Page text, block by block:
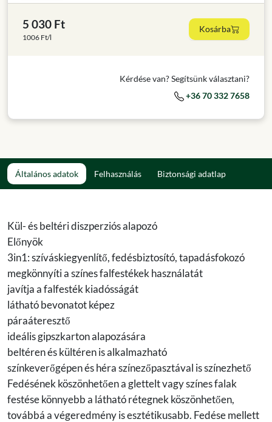
5 030 Ft
1006 Ft/l
Kosárba
Kérdése van? Segítsünk választani?
+36 70 332 7658
Általános adatok Felhasználás Biztonsági adatlap
Kül- és beltéri diszperziós alapozó
Előnyök
3in1: szíváskiegyenlítő, fedésbiztosító, tapadásfokozó
megkönnyíti a színes falfestékek használatát
javítja a falfesték kiadósságát
látható bevonatot képez
páraáteresztő
ideális gipszkarton alapozására
beltéren és kültéren is alkalmazható
színkeverőgépen és héra színezőpasztával is színezhető
Fedésének köszönhetően a glettelt vagy színes falak
festése könnyebb a látható rétegnek köszönhetően,
továbbá a végeredmény is esztétikusabb. Fedése mellett